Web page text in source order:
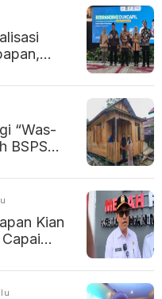
“Was-
BSPS
Kian